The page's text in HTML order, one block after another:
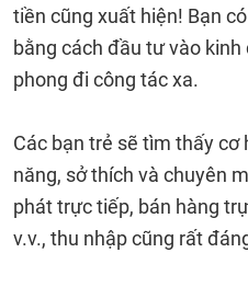
tiền cũng xuất hiện! Bạn
bằng cách đầu tư vào
phong đi công tác xa.
Các bạn trẻ sẽ tìm thấy
năng, sở thích và chuyên
phát trực tiếp, bán hàng
v.v., thu nhập cũng rất